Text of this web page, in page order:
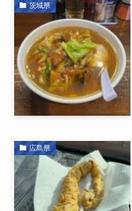
茨城県
広島県